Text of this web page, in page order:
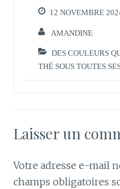
12 NOVEMBRE
AMANDINE
DES COULEURS
THÉ SOUS TOUTES
Laisser un
Votre adresse e-mail
champs obligatoires